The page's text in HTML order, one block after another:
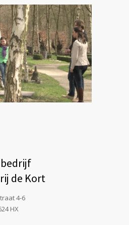
de Kort
4-6
HX